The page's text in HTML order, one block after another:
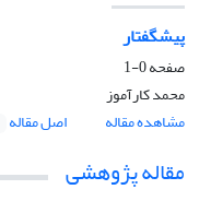
پیشگفتار
صفحه0-1
محمد کارآموز
مشاهده مقاله
اصل مقاله
مقاله پژوهشی